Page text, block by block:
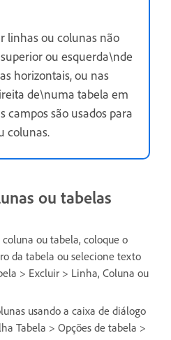
linhas ou colunas não
ou esquerda\nde
horizontais, ou nas
de\numa tabela em
campos são usados para
colunas.
ou tabelas
ou tabela, coloque o
da tabela ou selecione texto
> Excluir > Linha, Coluna ou
usando a caixa de diálogo
Tabela > Opções de tabela >